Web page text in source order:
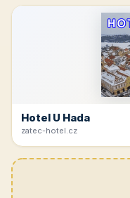
Hotel U Hada
zatec-hotel.cz